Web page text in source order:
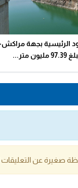
الرئيسية بجهة
متر...
صغيرة عن